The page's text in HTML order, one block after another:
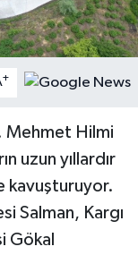
+
Mehmet Hilmi
uzun yıllardır
kavuşturuyor.
Salman, Kargı
Gökal